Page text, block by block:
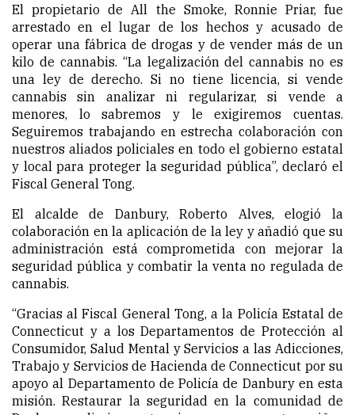
El propietario de All the Smoke, Ronnie Priar, fue
arrestado en el lugar de los hechos y acusado de
operar una fábrica de drogas y de vender más de un
kilo de cannabis. “La legalización del cannabis no es
una ley de derecho. Si no tiene licencia, si vende
cannabis sin analizar ni regularizar, si vende a
menores, lo sabremos y le exigiremos cuentas.
Seguiremos trabajando en estrecha colaboración con
nuestros aliados policiales en todo el gobierno estatal
y local para proteger la seguridad pública”, declaró el
Fiscal General Tong.
El alcalde de Danbury, Roberto Alves, elogió la
colaboración en la aplicación de la ley y añadió que su
administración está comprometida con mejorar la
seguridad pública y combatir la venta no regulada de
cannabis.
“Gracias al Fiscal General Tong, a la Policía Estatal de
Connecticut y a los Departamentos de Protección al
Consumidor, Salud Mental y Servicios a las Adicciones,
Trabajo y Servicios de Hacienda de Connecticut por su
apoyo al Departamento de Policía de Danbury en esta
misión. Restaurar la seguridad en la comunidad de